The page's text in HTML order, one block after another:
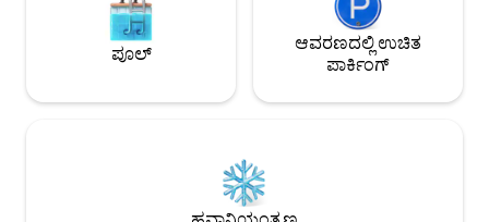
ಪೂಲ್
ಆವರಣದಲ್ಲಿ ಉಚಿತ
ಪಾರ್ಕಿಂಗ್